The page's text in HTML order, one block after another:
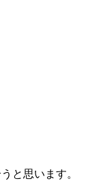
と思います。